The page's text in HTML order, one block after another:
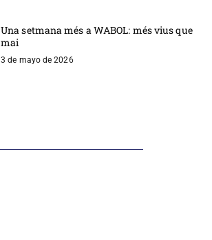
Una setmana més a WABOL: més vius que
mai
3 de mayo de 2026